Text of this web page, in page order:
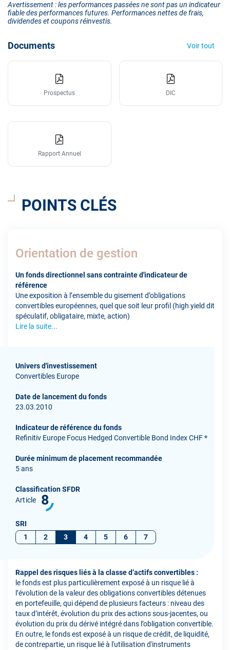
Avertissement : les performances passées ne sont pas un indicateur
fiable des performances futures. Performances nettes de frais,
dividendes et coupons réinvestis.
Documents Voir tout
Prospectus DIC
Rapport Annuel
POINTS CLÉS
Orientation de gestion
Un fonds directionnel sans contrainte d'indicateur de
référence
Une exposition à l’ensemble du gisement d’obligations
convertibles européennes, quel que soit leur profil (high yield dit
spéculatif, obligataire, mixte, action)
Lire la suite...
Univers d'investissement
Convertibles Europe
Date de lancement du fonds
23.03.2010
Indicateur de référence du fonds
Refinitiv Europe Focus Hedged Convertible Bond Index CHF *
Durée minimum de placement recommandée
5 ans
Classification SFDR
Article
8
SRI
1
2 3 4 5 6 7
Rappel des risques liés à la classe d’actifs convertibles :
le fonds est plus particulièrement exposé à un risque lié à
l’évolution de la valeur des obligations convertibles détenues
en portefeuille, qui dépend de plusieurs facteurs : niveau des
taux d’intérêt, évolution du prix des actions sous-jacentes, ou
évolution du prix du dérivé intégré dans l’obligation convertible.
En outre, le fonds est exposé à un risque de crédit, de liquidité,
de contrepartie, un risque lié à l'utilisation d'instruments